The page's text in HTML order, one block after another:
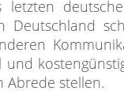
letzten
stellen.